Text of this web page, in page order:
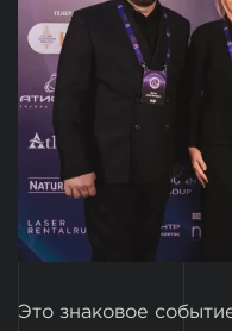
Это знаковое